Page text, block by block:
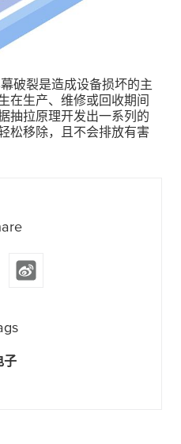
破裂是造成设备损坏的主
在生产、维修或回收期间
抽拉原理开发出一系列的
松移除，且不会排放有害
子